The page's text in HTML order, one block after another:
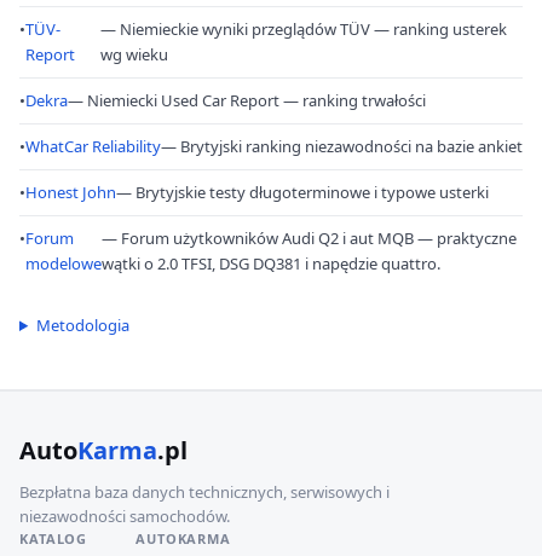
•TÜV-
Report
— Niemieckie wyniki przeglądów TÜV — ranking usterek
wg wieku
•Dekra— Niemiecki Used Car Report — ranking trwałości
•WhatCar Reliability— Brytyjski ranking niezawodności na bazie ankiet
•Honest John— Brytyjskie testy długoterminowe i typowe usterki
•Forum
modelowe
— Forum użytkowników Audi Q2 i aut MQB — praktyczne
wątki o 2.0 TFSI, DSG DQ381 i napędzie quattro.
Metodologia
AutoKarma.pl
Bezpłatna baza danych technicznych, serwisowych i
niezawodności samochodów.
KATALOG AUTOKARMA